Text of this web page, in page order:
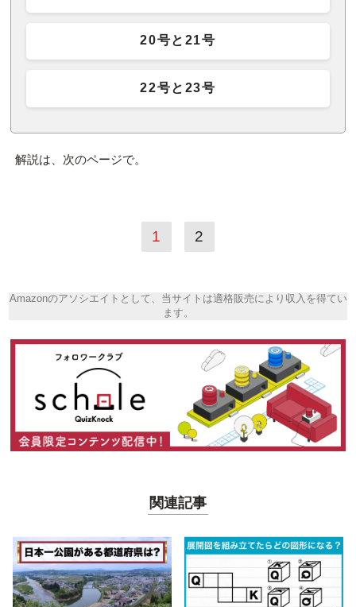
20号と21号
22号と23号
解説は、次のページで。
1 2
Amazonのアソシエイトとして、当サイトは適格販売により収入を得てい
ます。
関連記事